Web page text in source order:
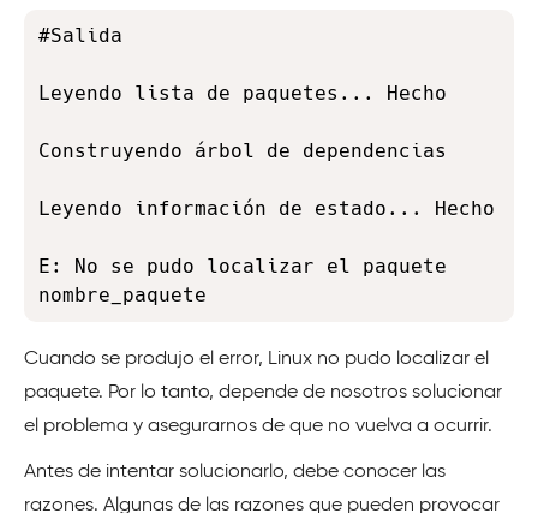
#Salida
Leyendo lista de paquetes... Hecho
Construyendo árbol de dependencias
Leyendo información de estado... Hecho
E: No se pudo localizar el paquete
nombre_paquete
Cuando se produjo el error, Linux no pudo localizar el
paquete. Por lo tanto, depende de nosotros solucionar
el problema y asegurarnos de que no vuelva a ocurrir.
Antes de intentar solucionarlo, debe conocer las
razones. Algunas de las razones que pueden provocar